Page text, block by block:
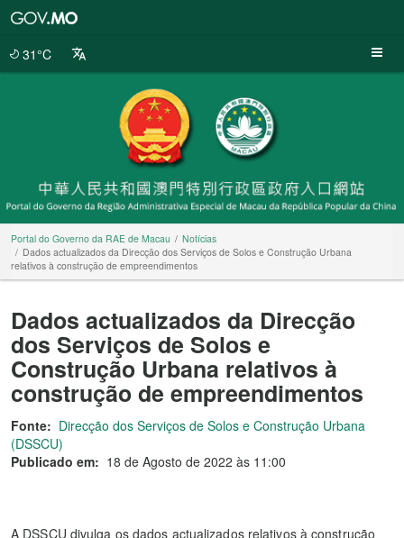
31°C
Portal do Governo da RAE de Macau
Notícias
Dados actualizados da Direcção dos Serviços de Solos e Construção Urbana
relativos à construção de empreendimentos
Dados actualizados da Direcção
dos Serviços de Solos e
Construção Urbana relativos à
construção de empreendimentos
Fonte: Direcção dos Serviços de Solos e Construção Urbana
(DSSCU)
Publicado em: 18 de Agosto de 2022 às 11:00
A DSSCU divulga os dados actualizados relativos à construção